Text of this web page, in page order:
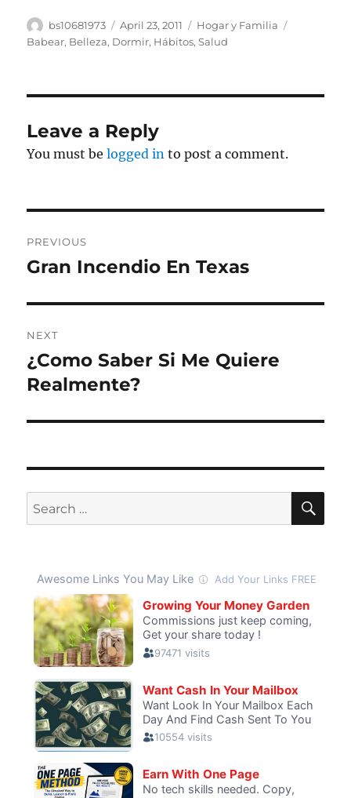
Author
bs10681973
Posted
on
April 23, 2011 Categories
Hogar y Familia
Babear, Belleza, Dormir, Hábitos,Salud
Leave a Reply
You must belogged in to post a comment.
navigation
PREVIOUS
Previous
Gran Incendio En Texas
NEXT
Next
post:
¿Como Saber Si Me Quiere
Realmente?
Search
for: